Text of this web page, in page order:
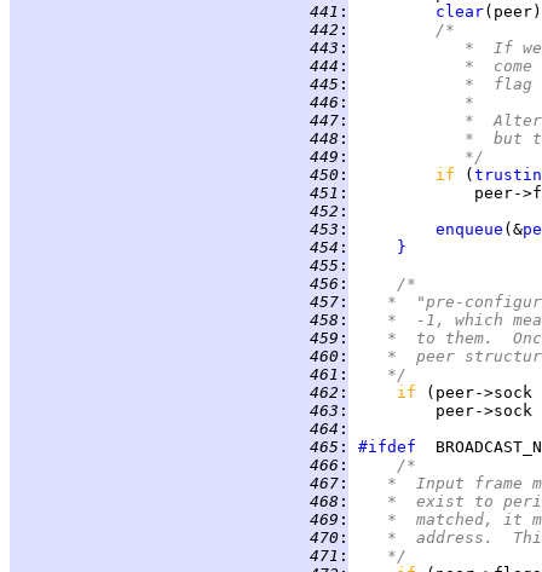
441 :
clear
442 :
/*
443 :
*  If
444 :
*
445 :
*
446 :
		 *
447 :
*
448 :
*
449 :
		 */
450 : if (
451 :
peer-
452 :
453 : enqueue (&
454 :
}
455 :
456 :
/*
457 :
*  "pre-
458 :
*  -1, which
459 :
*  to them.
460 :
*  peer
461 :
	 */
462 : if
(peer->sock
463 :
464 :
465 :
#ifdef
466 :
/*
467 :
*  Input frame
468 :
*  exist to
469 :
*  matched, it
470 :
*  address.
471 :
	 */